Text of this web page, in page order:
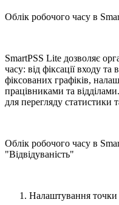
Облік робочого часу в
SmartPSS Lite дозволяє
часу: від фіксації входу
фіксованих графіків,
працівниками та
для перегляду статистики
Облік робочого часу в
"Відвідуваність"
Налаштування точки